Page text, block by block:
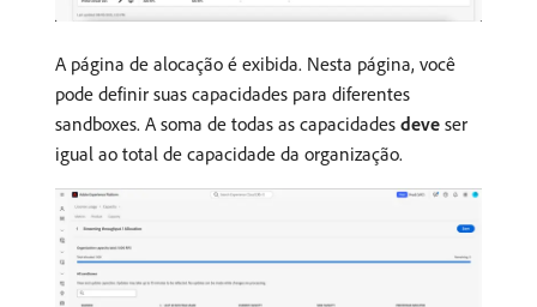
A página de alocação é exibida. Nesta página, você
pode definir suas capacidades para diferentes
sandboxes. A soma de todas as capacidades deve ser
igual ao total de capacidade da organização.